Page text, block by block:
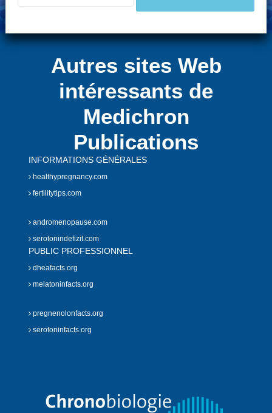
Autres sites Web
intéressants de
Medichron
Publications
INFORMATIONS GÉNÉRALES
healthypregnancy.com
fertilitytips.com
andromenopause.com
serotonindefizit.com
PUBLIC PROFESSIONNEL
dheafacts.org
melatoninfacts.org
pregnenolonfacts.org
serotoninfacts.org